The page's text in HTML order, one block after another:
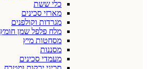
כלי ששת
מארזי סכינים
מגרדות וקולפנים
מלח פלפל שמן חומץ
מסחטות מיץ
מסננות
מעמדי סכינים